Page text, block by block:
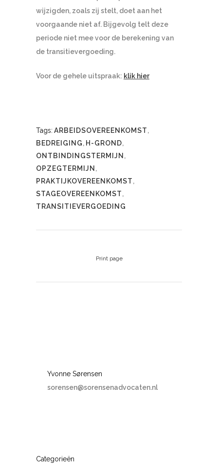
wijzigden, zoals zij stelt, doet aan het
voorgaande niet af. Bijgevolg telt deze
periode niet mee voor de berekening van
de transitievergoeding.
Voor de gehele uitspraak: klik hier
Tags: ARBEIDSOVEREENKOMST,
BEDREIGING, H-GROND,
ONTBINDINGSTERMIJN ,
OPZEGTERMIJN ,
PRAKTIJKOVEREENKOMST,
STAGEOVEREENKOMST,
TRANSITIEVERGOEDING
Print page
Yvonne Sørensen
sorensen@sorensenadvocaten.nl
Categorieën